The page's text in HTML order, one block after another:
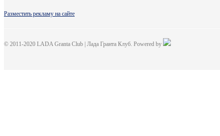
Разместить рекламу на сайте
© 2011-2020 LADA Granta Club | Лада Гранта Клуб. Powered by